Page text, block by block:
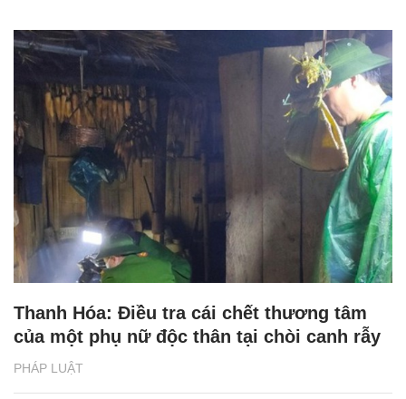
PHÁP LUẬT
Thanh Hóa: Điều tra cái chết thương tâm
của một phụ nữ độc thân tại chòi canh rẫy